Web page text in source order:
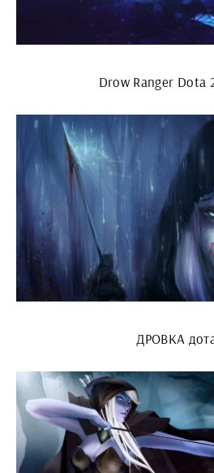
Drow Ranger Dota
ДРОВКА